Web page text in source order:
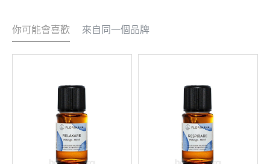
你可能會喜歡 來自同一個品牌